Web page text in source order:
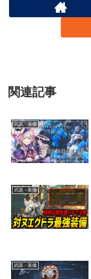
関連記事
武器・装備
武器・装備
武器・装備